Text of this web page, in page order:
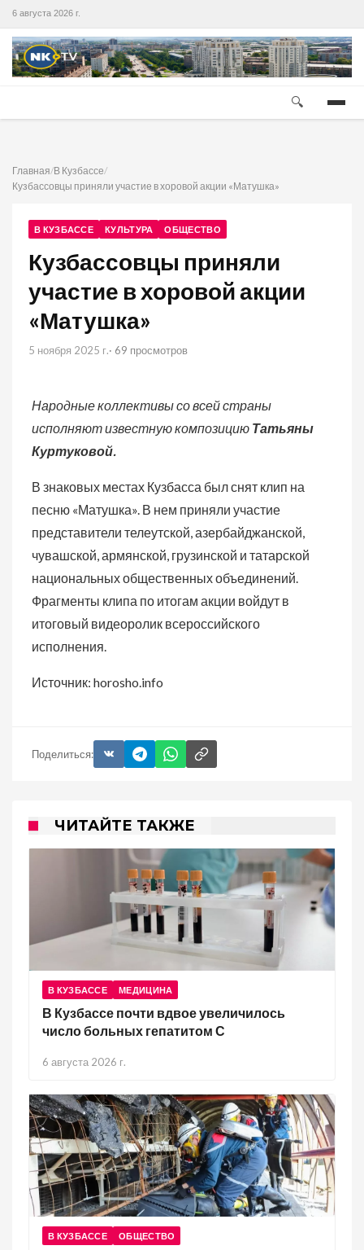
6 августа 2026 г.
🔍
Главная/В Кузбассе/
Кузбассовцы приняли участие в хоровой акции «Матушка»
В КУЗБАССЕ КУЛЬТУРА ОБЩЕСТВО
Кузбассовцы приняли
участие в хоровой акции
«Матушка»
5 ноября 2025 г.· 69 просмотров
Народные коллективы со всей страны
исполняют известную композицию Татьяны
Куртуковой.
В знаковых местах Кузбасса был снят клип на
песню «Матушка». В нем приняли участие
представители телеутской, азербайджанской,
чувашской, армянской, грузинской и татарской
национальных общественных объединений.
Фрагменты клипа по итогам акции войдут в
итоговый видеоролик всероссийского
исполнения.
Источник: horosho.info
Поделиться:
ЧИТАЙТЕ ТАКЖЕ
В КУЗБАССЕ МЕДИЦИНА
В Кузбассе почти вдвое увеличилось
число больных гепатитом С
6 августа 2026 г.
В КУЗБАССЕ ОБЩЕСТВО